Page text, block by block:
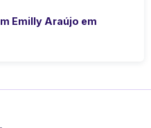
Emilly Araújo em